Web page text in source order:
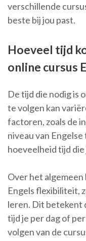
verschillende
beste bij jou past.
Hoeveel tijd
online cursus
De tijd die nodig is
te volgen kan
factoren, zoals de
niveau van
hoeveelheid tijd
Over het
Engels flexibiliteit,
leren. Dit betekent
tijd je per dag of
volgen van de